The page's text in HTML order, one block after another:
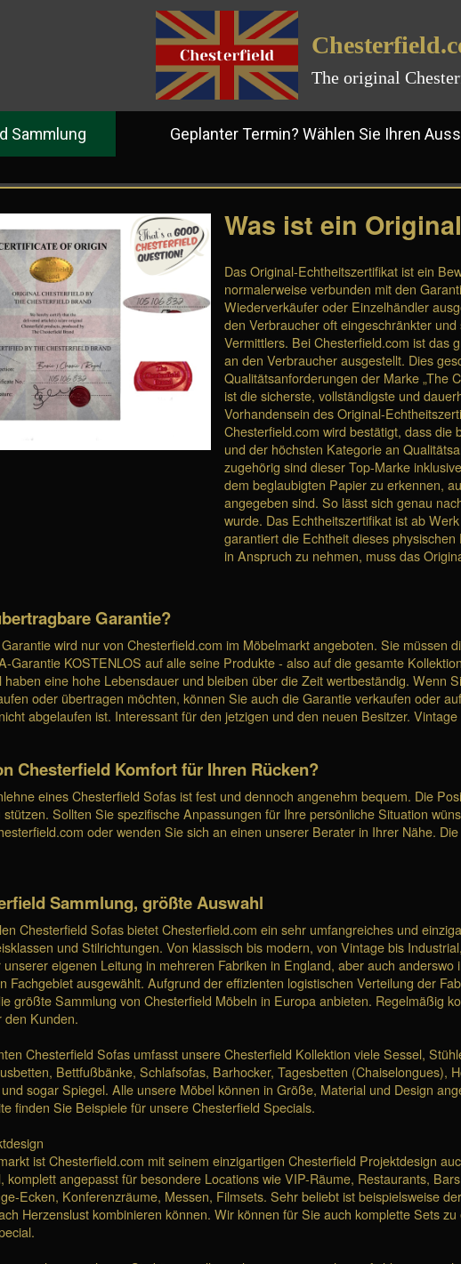
The original
Sammlung Geplanter Termin? Wählen Sie Ihren
Was ist ein
Das Original-Echtheitszertifikat ist ein
normalerweise verbunden mit den
Wiederverkäufer oder Einzelhändler
den Verbraucher oft eingeschränkter
Vermittlers. Bei Chesterfield.com ist das
an den Verbraucher ausgestellt. Dies
Qualitätsanforderungen der Marke „The
ist die sicherste, vollständigste und
Vorhandensein des Original-
Chesterfield.com wird bestätigt, dass
und der höchsten Kategorie an
zugehörig sind dieser Top-Marke
dem beglaubigten Papier zu erkennen,
angegeben sind. So lässt sich genau
wurde. Das Echtheitszertifikat ist ab
garantiert die Echtheit dieses
in Anspruch zu nehmen, muss das
Garantie?
wird nur von Chesterfield.com im Möbelmarkt angeboten. Sie müssen
Garantie KOSTENLOS auf alle seine Produkte - also auf die gesamte
haben eine hohe Lebensdauer und bleiben über die Zeit wertbeständig. Wenn
oder übertragen möchten, können Sie auch die Garantie verkaufen oder
abgelaufen ist. Interessant für den jetzigen und den neuen Besitzer.
Chesterfield Komfort für Ihren Rücken?
eines Chesterfield Sofas ist fest und dennoch angenehm bequem. Die
Sollten Sie spezifische Anpassungen für Ihre persönliche Situation
oder wenden Sie sich an einen unserer Berater in Ihrer Nähe.
Sammlung, größte Auswahl
Chesterfield Sofas bietet Chesterfield.com ein sehr umfangreiches und
und Stilrichtungen. Von klassisch bis modern, von Vintage bis
eigenen Leitung in mehreren Fabriken in England, aber auch
Fachgebiet ausgewählt. Aufgrund der effizienten logistischen Verteilung der
größte Sammlung von Chesterfield Möbeln in Europa anbieten. Regelmäßig
den Kunden.
Chesterfield Sofas umfasst unsere Chesterfield Kollektion viele Sessel,
Bettfußbänke, Schlafsofas, Barhocker, Tagesbetten (Chaiselongues),
sogar Spiegel. Alle unsere Möbel können in Größe, Material und Design
finden Sie Beispiele für unsere Chesterfield Specials.
ist Chesterfield.com mit seinem einzigartigen Chesterfield Projektdesign
komplett angepasst für besondere Locations wie VIP-Räume, Restaurants,
Ecken, Konferenzräume, Messen, Filmsets. Sehr beliebt ist beispielsweise
Herzenslust kombinieren können. Wir können für Sie auch komplette Sets